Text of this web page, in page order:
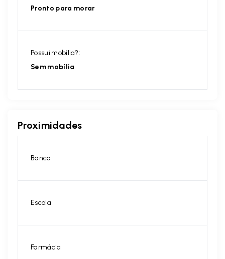
Pronto para morar
Possui mobília?:
Sem mobília
Proximidades
Banco
Escola
Farmácia